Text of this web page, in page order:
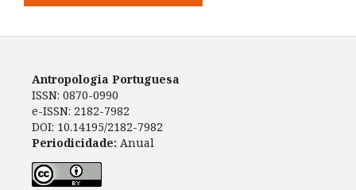
Antropologia Portuguesa
ISSN: 0870-0990
e-ISSN: 2182-7982
DOI: 10.14195/2182-7982
Periodicidade: Anual